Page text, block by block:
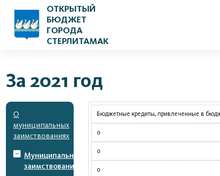
ОТКРЫТЫЙ
БЮДЖЕТ
ГОРОДА
СТЕРЛИТАМАК
За 2021 год
О
муниципальных
заимствованиях
Муниципальные
заимствования
Бюджетные кредиты, привлеченные в
0
0
0